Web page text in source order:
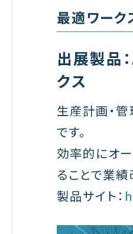
最適ワー
出展製品
クス
生産計画・
です。
効率的にオ
ることで業績
製品サイト：